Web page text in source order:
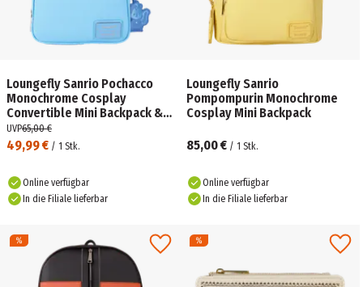
Loungefly Sanrio Pochacco
Monochrome Cosplay
Convertible Mini Backpack &
Crossbody Bag
49,99 € / 1 Stk.
UVP65,00 €
Online verfügbar
In die Filiale lieferbar
Loungefly Sanrio
Pompompurin Monochrome
Cosplay Mini Backpack
85,00 € / 1 Stk.
Online verfügbar
In die Filiale lieferbar